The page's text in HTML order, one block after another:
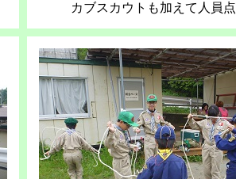
カブスカウトも加えて人員